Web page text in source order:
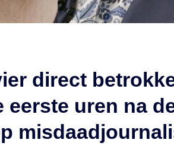
direct
eerste uren na